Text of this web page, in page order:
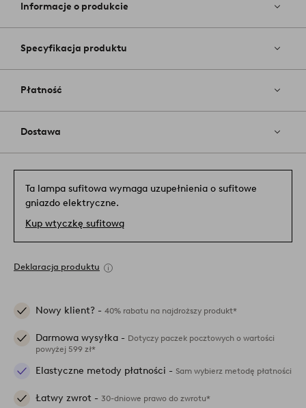
Informacje o produkcie
Specyfikacja produktu
Płatność
Dostawa
Ta lampa sufitowa wymaga uzupełnienia o sufitowe
gniazdo elektryczne.
Kup wtyczkę sufitową
Deklaracja produktu
Nowy klient? - 40% rabatu na najdroższy produkt*
Darmowa wysyłka - Dotyczy paczek pocztowych o wartości
powyżej 599 zł*
Elastyczne metody płatności - Sam wybierz metodę płatności
Łatwy zwrot - 30-dniowe prawo do zwrotu*